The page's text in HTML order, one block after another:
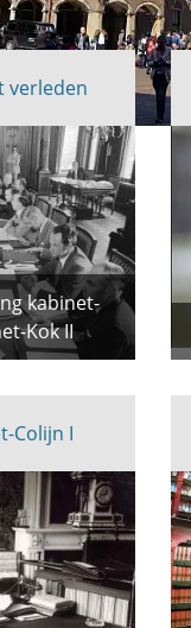
verleden
kabinet-
Kok II
Colijn I